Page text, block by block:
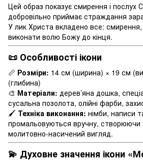
Цей образ показує смирення і послух
добровільно приймає страждання
У лик Христа вкладено все: смирення,
виконати волю Божу до кінця.
📜 Особливості ікони
📏 Розміри: 14 см (ширина) × 19 см
(глибина)
🎨 Матеріали: дерев’яна дошка,
сусальна позолота, олійні фарби,
🖌 Техніка виконання: німби, написи
промальовуються вручну, створюючи
молитовно-насичений вигляд.
💫 Духовне значення ікони